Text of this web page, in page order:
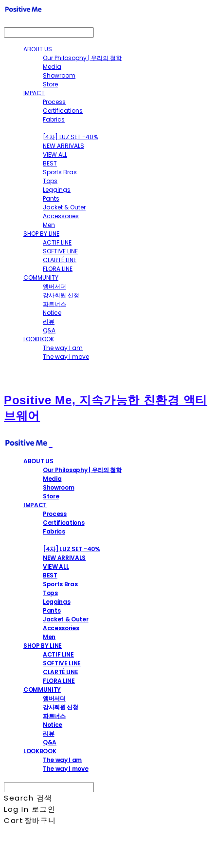
ABOUT US
Our Philosophy | 우리의 철학
Media
Showroom
Store
IMPACT
Process
Certifications
Fabrics
[4차] LUZ SET -40%
NEW ARRIVALS
VIEW ALL
BEST
Sports Bras
Tops
Leggings
Pants
Jacket & Outer
Accessories
Men
SHOP BY LINE
ACTIF LINE
SOFTIVE LINE
CLARTÉ LINE
FLORA LINE
COMMUNITY
앰버서더
강사회원 신청
파트너스
Notice
리뷰
Q&A
LOOKBOOK
The way I am
The way I move
Positive Me, 지속가능한 친환경 액티
브웨어
ABOUT US
Our Philosophy | 우리의 철학
Media
Showroom
Store
IMPACT
Process
Certifications
Fabrics
[4차] LUZ SET -40%
NEW ARRIVALS
VIEW ALL
BEST
Sports Bras
Tops
Leggings
Pants
Jacket & Outer
Accessories
Men
SHOP BY LINE
ACTIF LINE
SOFTIVE LINE
CLARTÉ LINE
FLORA LINE
COMMUNITY
앰버서더
강사회원 신청
파트너스
Notice
리뷰
Q&A
LOOKBOOK
The way I am
The way I move
Search 검색
Log In 로그인
Cart 장바구니